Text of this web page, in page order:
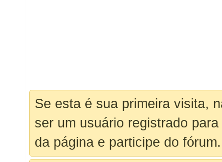
Se esta é sua primeira visita,
ser um usuário registrado
da página e participe do fórum.